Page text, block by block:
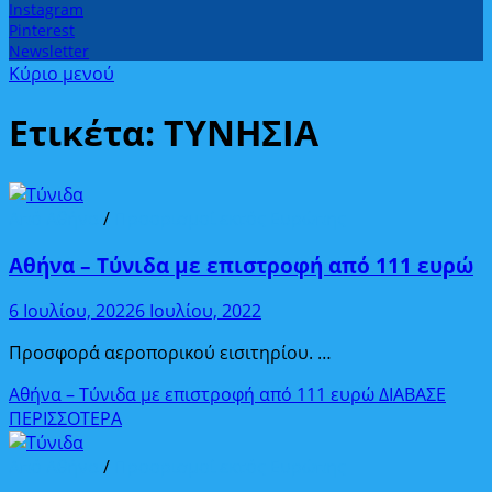
Instagram
Pinterest
Newsletter
Κύριο μενού
Ετικέτα: ΤΥΝΗΣΙΑ
/
Αθήνα – Τύνιδα με επιστροφή από 111 ευρώ
6 Ιουλίου, 20226 Ιουλίου, 2022
Προσφορά αεροπορικού εισιτηρίου. …
Αθήνα – Τύνιδα με επιστροφή από 111 ευρώΔΙΑΒΑΣΕ
ΠΕΡΙΣΣΟΤΕΡΑ
/